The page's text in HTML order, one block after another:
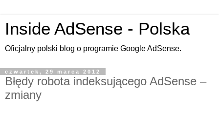
Inside AdSense - Polska
Oficjalny polski blog o programie Google AdSense.
czwartek, 29 marca 2012
Błędy robota indeksującego AdSense –
zmiany